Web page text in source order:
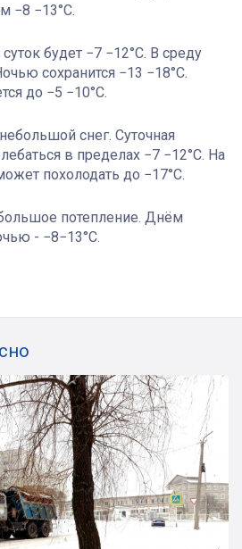
−8 −13°С.
будет −7 −12°C. В среду
сохранится −13 −18°C.
до −5 −10°C.
снег. Суточная
в пределах −7 −12°C. На
похолодать до −17°C.
потепление. Днём
- −8−13°C.